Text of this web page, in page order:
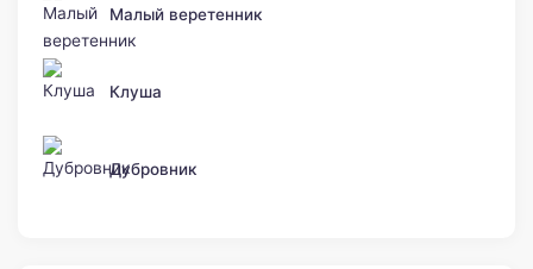
Малый веретенник
Клуша
Дубровник